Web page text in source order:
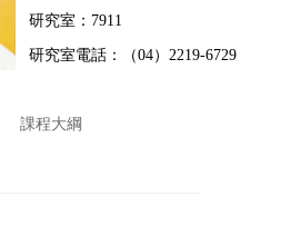
研究室：7911
研究室電話：（04）2219-6729
課程大綱